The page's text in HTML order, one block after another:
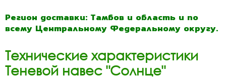
Регион доставки: Тамбов и область и по
всему Центральному Федеральному округу.
Технические характеристики
Теневой навес "Солнце"